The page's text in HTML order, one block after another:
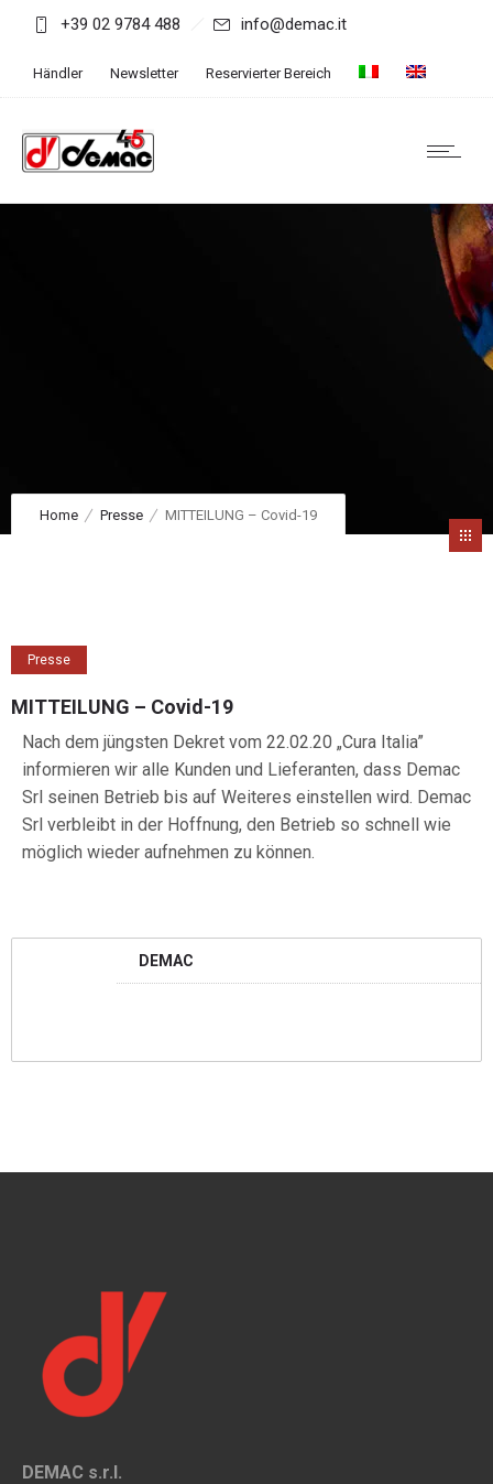
+39 02 9784 488 info@demac.it
Händler Newsletter Reservierter Bereich
Home Presse MITTEILUNG – Covid-19
Presse
MITTEILUNG – Covid-19
Nach dem jüngsten Dekret vom 22.02.20 „Cura Italia”
informieren wir alle Kunden und Lieferanten, dass Demac
Srl seinen Betrieb bis auf Weiteres einstellen wird. Demac
Srl verbleibt in der Hoffnung, den Betrieb so schnell wie
möglich wieder aufnehmen zu können.
DEMAC
DEMAC s.r.l.